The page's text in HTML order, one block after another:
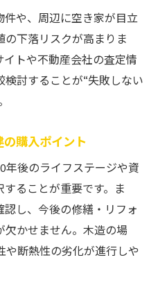
や、周辺に空き家が目立
下落リスクが高まりま
トや不動産会社の査定情
討することが“失敗しない
購入ポイント
年後のライフステージや資
ることが重要です。ま
し、今後の修繕・リフォ
かせません。木造の場
断熱性の劣化が進行しや